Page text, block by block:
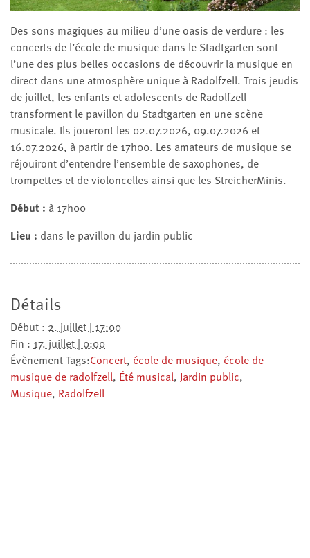
Des sons magiques au milieu d’une oasis de verdure : les
concerts de l’école de musique dans le Stadtgarten sont
l’une des plus belles occasions de découvrir la musique en
direct dans une atmosphère unique à Radolfzell. Trois jeudis
de juillet, les enfants et adolescents de Radolfzell
transforment le pavillon du Stadtgarten en une scène
musicale. Ils joueront les 02.07.2026, 09.07.2026 et
16.07.2026, à partir de 17h00. Les amateurs de musique se
réjouiront d’entendre l’ensemble de saxophones, de
trompettes et de violoncelles ainsi que les StreicherMinis.
Début : à 17h00
Lieu : dans le pavillon du jardin public
Détails
Début : 2. juillet | 17:00
Fin : 17. juillet | 0:00
Évènement Tags:Concert, école de musique, école de
musique de radolfzell, Été musical, Jardin public,
Musique, Radolfzell